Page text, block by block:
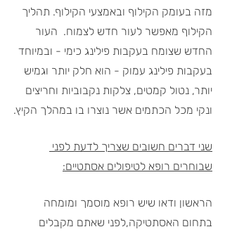
מזה בעומק הקילוף ובאמצעי הקילוף. תהליך
הקילוף מאפשר לעור חדש לצמוח.  העור
החדש שצומח בעקבות פילינג כימי - ובמיוחד
בעקבות פילינג עמוק - הוא חלק יותר וגמיש
יותר, נטול קמטים, צלקות נקבוביות וחריצים
ונקי מכל הכתמים אשר נוצרו בו במהלך הקיץ.
שני דברים חשובים שצריך לדעת לפני
שבוחרים רופא לטיפולים אסתטיים:
הראשון ודאו שיש רופא מוסמך ומומחה
בתחום האסתטיקה,לפני שאתם מקבלים